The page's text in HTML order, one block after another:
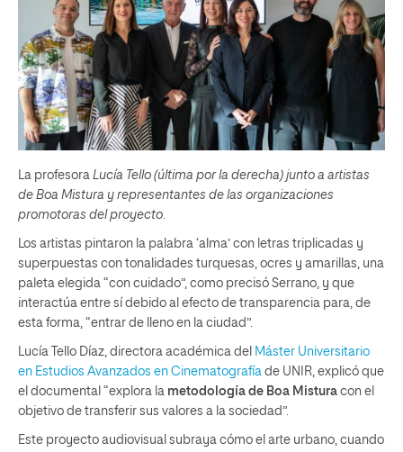
La profesora Lucía Tello (última por la derecha) junto a artistas
de Boa Mistura y representantes de las organizaciones
promotoras del proyecto
Los artistas pintaron la palabra ‘alma’ con letras triplicadas y
superpuestas con tonalidades turquesas, ocres y amarillas, una
paleta elegida “con cuidado”, como precisó Serrano, y que
interactúa entre sí debido al efecto de transparencia para, de
esta forma, “entrar de lleno en la ciudad”.
Lucía Tello Díaz, directora académica del Máster Universitario
en Estudios Avanzados en Cinematografía de UNIR, explicó que
el documental “explora la metodología de Boa Mistura con el
objetivo de transferir sus valores a la sociedad”.
Este proyecto audiovisual subraya cómo el arte urbano, cuando